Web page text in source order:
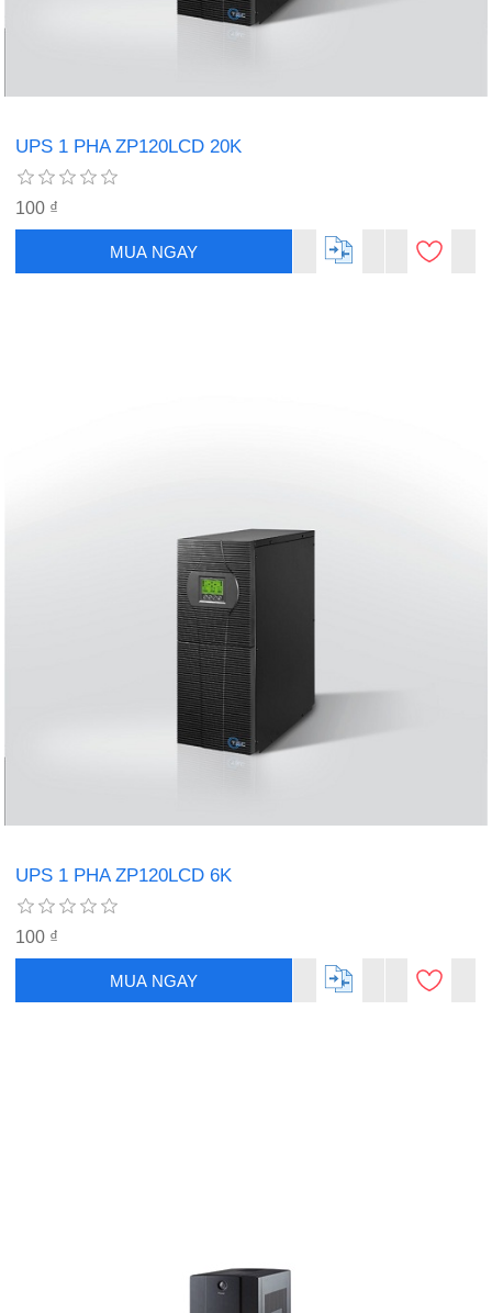
UPS 1 PHA ZP120LCD 20K
100 ₫
MUA NGAY
UPS 1 PHA ZP120LCD 6K
100 ₫
MUA NGAY